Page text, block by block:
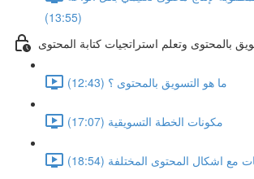
(13:55)
بالمحتوى وتعلم استراتجيات كتابة المحتوى
ما هو التسويق بالمحتوى ؟ (12:43)
مكونات الخطة التسويقية (17:07)
اشكال المحتوى المختلفة (18:54)